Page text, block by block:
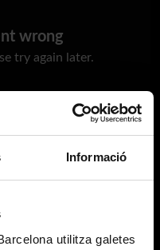
Informació
utilitza galetes
wrong
try again later.